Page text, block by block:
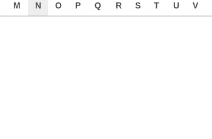
M N O P Q R S T U V